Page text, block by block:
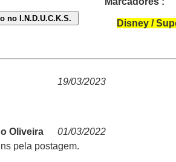
Disney /
19/03/2023
Oliveira
01/03/2022
pela postagem.